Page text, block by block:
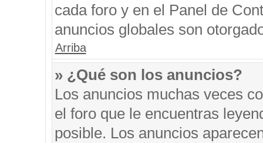
cada foro y en el Panel de
anuncios globales son
Arriba
» ¿Qué son los anuncios?
Los anuncios muchas veces
el foro que le encuentras
posible. Los anuncios